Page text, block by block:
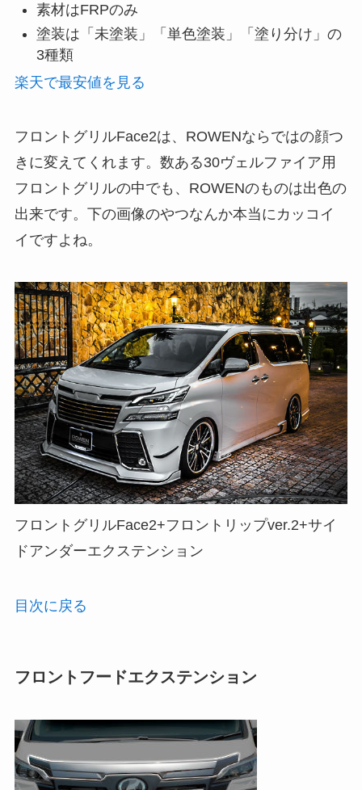
素材はFRPのみ
塗装は「未塗装」「単色塗装」「塗り分け」の
3種類
楽天で最安値を見る
フロントグリルFace2は、ROWENならではの顔つ
きに変えてくれます。数ある30ヴェルファイア用
フロントグリルの中でも、ROWENのものは出色の
出来です。下の画像のやつなんか本当にカッコイ
イですよね。
フロントグリルFace2+フロントリップver.2+サイ
ドアンダーエクステンション
目次に戻る
フロントフードエクステンション